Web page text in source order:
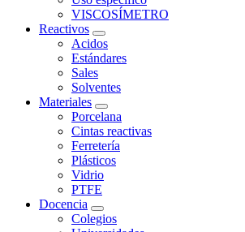
VISCOSÍMETRO
Reactivos
Acidos
Estándares
Sales
Solventes
Materiales
Porcelana
Cintas reactivas
Ferretería
Plásticos
Vidrio
PTFE
Docencia
Colegios